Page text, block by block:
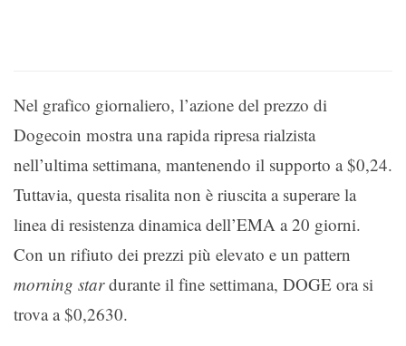
Nel grafico giornaliero, l’azione del prezzo di
Dogecoin mostra una rapida ripresa rialzista
nell’ultima settimana, mantenendo il supporto a $0,24.
Tuttavia, questa risalita non è riuscita a superare la
linea di resistenza dinamica dell’EMA a 20 giorni.
Con un rifiuto dei prezzi più elevato e un pattern
morning stardurante il fine settimana, DOGE ora si
trova a $0,2630.